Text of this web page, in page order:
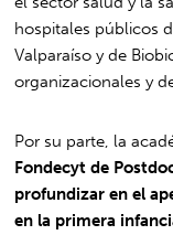
hospitales públicos
Valparaíso y de
organizacionales y
Por su parte, la
Fondecyt de
profundizar en el
en la primera